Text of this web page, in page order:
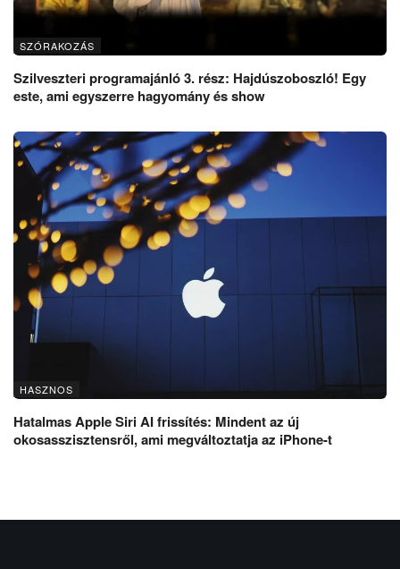
SZÓRAKOZÁS
Szilveszteri programajánló 3. rész: Hajdúszoboszló! Egy
este, ami egyszerre hagyomány és show
HASZNOS
Hatalmas Apple Siri AI frissítés: Mindent az új
okosasszisztensről, ami megváltoztatja az iPhone-t